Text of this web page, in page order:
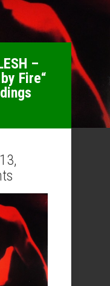
–
Fire“